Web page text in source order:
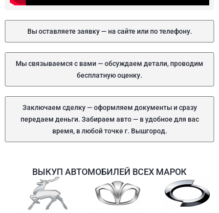
Вы оставляете заявку — на сайте или по телефону.
Мы связываемся с вами — обсуждаем детали, проводим
бесплатную оценку.
Заключаем сделку — оформляем документы и сразу
передаем деньги. Забираем авто — в удобное для вас
время, в любой точке г. Вышгород.
ВЫКУП АВТОМОБИЛЕЙ ВСЕХ МАРОК